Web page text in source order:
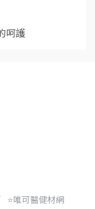
呵護
⭐唯可醫健材網